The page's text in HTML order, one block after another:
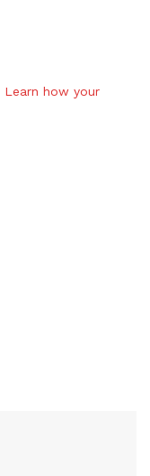
Learn how your